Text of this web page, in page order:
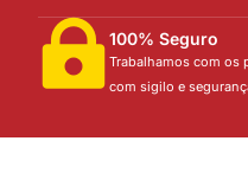
100% Seguro
Trabalhamos com os
com sigilo e